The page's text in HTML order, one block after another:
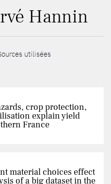
Hannin
utilisées
crop protection,
explain yield
France
material choices effect
of a big dataset in the